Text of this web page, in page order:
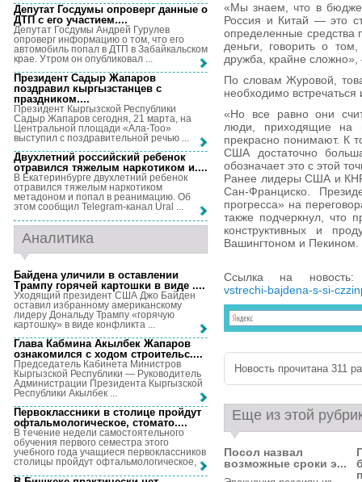
«Мы знаем, что в
Россия и Китай — это
определенные средства
деньги, говорить о
дружба, крайне сложно»,
По словам Журовой,
необходимо
«Но все равно они
люди, приходящие на
прекрасно понимают. К
США достаточно
обозначает это с этой
Ранее лидеры США и
Сан-Франциско.
прогресса» на
также подчеркнул, что
конструктивных и
Вашингтоном и Пекином.
Ссылка на
vstrechi-bajdena-s-si-
Новость прочитана 311
Еще из этой
Посол назвал
возможные сроки э...
Депутат Госдумы опроверг данные о
ДТП с его участием....
Депутат Госдумы Андрей Гурулев
опроверг информацию о том, что его
автомобиль попал в ДТП в Забайкальском
крае. Утром он опубликовал ...
Президент Садыр Жапаров
поздравил кыргызстанцев с
праздником....
Президент Кыргызской Республики
Садыр Жапаров сегодня, 21 марта, на
Центральной площади «Ала-Тоо»
выступил с поздравительной речью ...
Двухлетний российский ребенок
отравился тяжелым наркотиком и....
В Екатеринбурге двухлетний ребенок
отравился тяжелым наркотиком
метадоном и попал в реанимацию. Об
этом сообщил Telegram-канал Ural ...
Аналитика
Байдена уличили в оставлении
Трампу горячей картошки в виде ....
Уходящий президент США Джо Байден
оставил избранному американскому
лидеру Дональду Трампу «горячую
картошку» в виде конфликта ...
Глава Кабмина Акылбек Жапаров
ознакомился с ходом строительс....
Председатель Кабинета Министров
Кыргызской Республики — Руководитель
Администрации Президента Кыргызской
Республики Акылбек ...
Первоклассники в столице пройдут
офтальмологическое, стомато....
В течение недели самостоятельного
обучения первого семестра этого
учебного года учащиеся первоклассников
столицы пройдут офтальмологическое, ...